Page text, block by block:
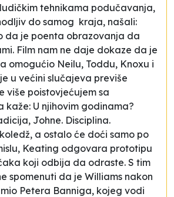
tehnikama podučavanja,
do samog kraja, našali:
da je poenta obrazovanja da
. Film nam ne daje dokaze da je
omogućio Neilu, Toddu, Knoxu i
u većini slučajeva previše
više poistovjećujem sa
kaže: U njihovim godinama?
Johne. Disciplina.
a ostalo će doći samo po
Keating odgovara prototipu
koji odbija da odraste. S tim
spomenuti da je Williams nakon
Petera Banniga, kojeg vodi